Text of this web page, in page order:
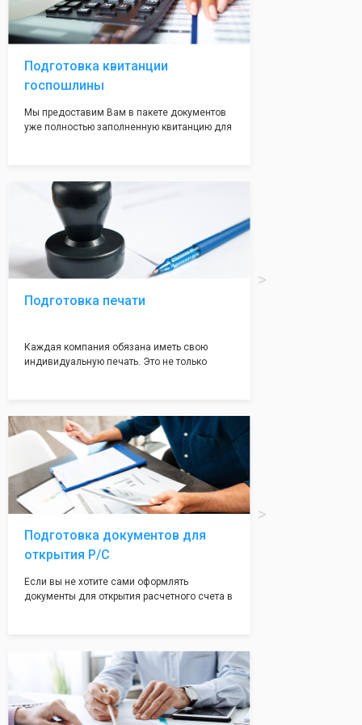
регистрации, наши адреса вам позволят не
волноваться на этот счет, ведь у нас все
адреса не массовые и очень надежные!
Подготовка квитанции
госпошлины
Мы предоставим Вам в пакете документов
уже полностью заполненную квитанцию для
посредственно в налоговой инспекции при
подаче документов на регистрацию.
Подготовка печати
Каждая компания обязана иметь свою
индивидуальную печать. Это не только
вам поможем с помощью изготовления
печати по индивидуальному эскизу, который
Вы выберете сами из нашего каталога.
Подготовка документов для
открытия Р/С
Если вы не хотите сами оформлять
документы для открытия расчетного счета в
открытия счета, с минимальным затратом
вашего времени и сил!